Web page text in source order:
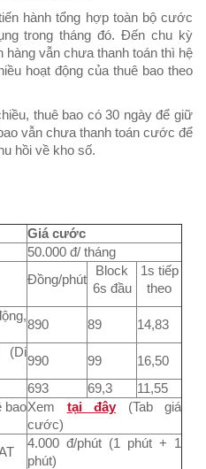
hành tổng hợp toàn bộ cước
trong tháng đó. Đến chu kỳ
vẫn chưa thanh toán thì hệ
hoạt động của thuê bao theo
thuê bao có 30 ngày để giữ
vẫn chưa thanh toán cước để
hồi về kho số.
Giá cước
50.000 đ/ tháng
Đồng/phút
Block
6s đầu
1s tiếp
theo
890 89
14,83
(Di
990 99
16,50
693 69,3
11,55
baoXem tại đây (Tab giá
cước)
4.000 đ/phút (1 phút + 1
phút)